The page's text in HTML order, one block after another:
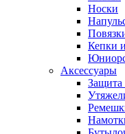
Носки
Кепки
Аксессуары
Защита